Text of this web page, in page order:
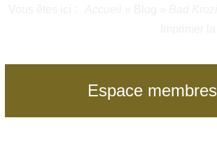
Espace membres